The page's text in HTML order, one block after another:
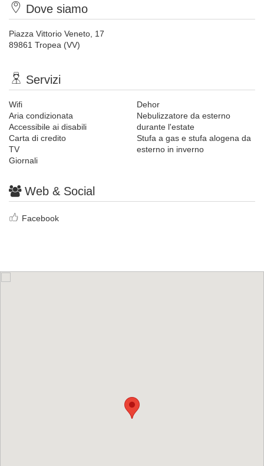
Dove siamo
Piazza Vittorio Veneto, 17
89861 Tropea (VV)
Servizi
Wifi
Aria condizionata
Accessibile ai disabili
Carta di credito
TV
Giornali
Dehor
Nebulizzatore da esterno
durante l'estate
Stufa a gas e stufa alogena da
esterno in inverno
Web & Social
Facebook